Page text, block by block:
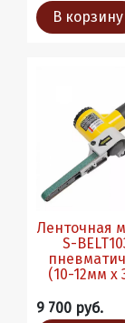
В корзину
Ленточная
S-
(10-12мм х
9 700 руб.